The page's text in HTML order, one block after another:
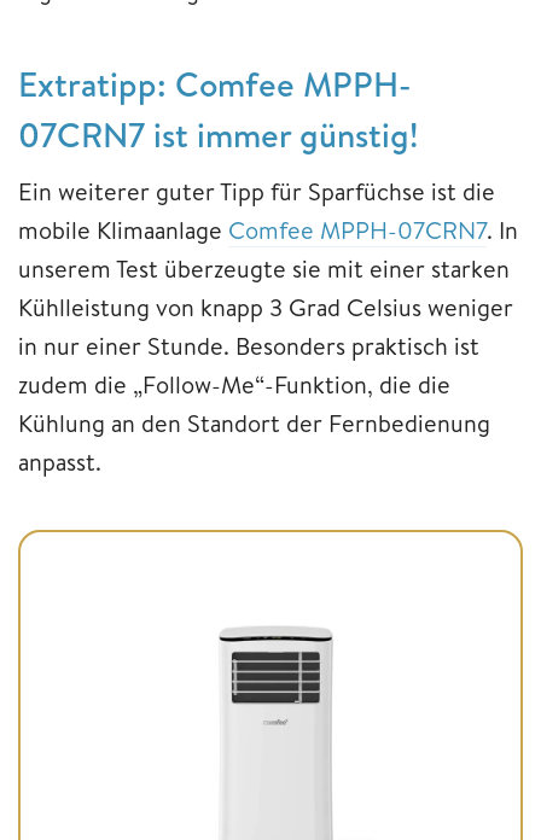
Extratipp: Comfee MPPH-
07CRN7 ist immer günstig!
Ein weiterer guter Tipp für Sparfüchse ist die
mobile Klimaanlage Comfee MPPH-07CRN7. In
unserem Test überzeugte sie mit einer starken
Kühlleistung von knapp 3 Grad Celsius weniger
in nur einer Stunde. Besonders praktisch ist
zudem die „Follow-Me“-Funktion, die die
Kühlung an den Standort der Fernbedienung
anpasst.